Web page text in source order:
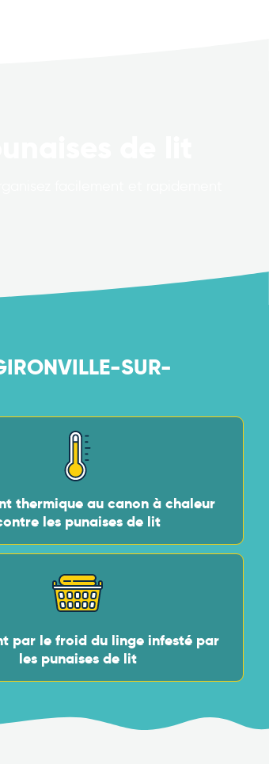
SUR-
thermique au canon à chaleur
les punaises de lit
par le froid du linge infesté par
les punaises de lit